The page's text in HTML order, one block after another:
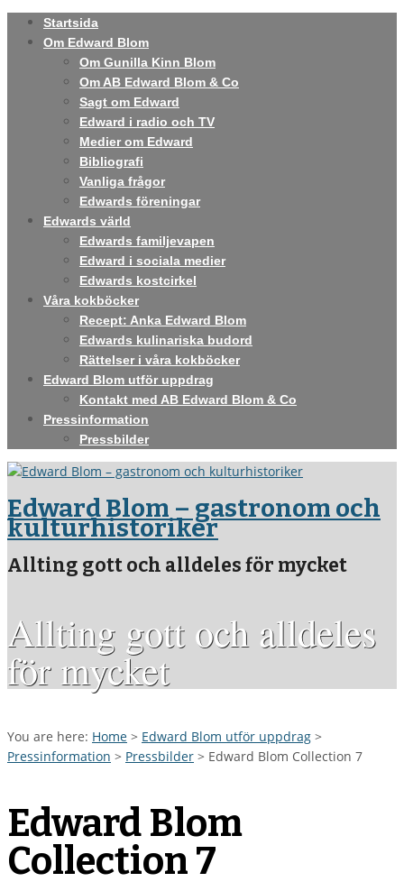
Startsida
Om Edward Blom
Om Gunilla Kinn Blom
Om AB Edward Blom & Co
Sagt om Edward
Edward i radio och TV
Medier om Edward
Bibliografi
Vanliga frågor
Edwards föreningar
Edwards värld
Edwards familjevapen
Edward i sociala medier
Edwards kostcirkel
Våra kokböcker
Recept: Anka Edward Blom
Edwards kulinariska budord
Rättelser i våra kokböcker
Edward Blom utför uppdrag
Kontakt med AB Edward Blom & Co
Pressinformation
Pressbilder
Edward Blom – gastronom och
kulturhistoriker
Allting gott och alldeles för mycket
Allting gott och alldeles
för mycket
You are here: Home > Edward Blom utför uppdrag >
Pressinformation > Pressbilder > Edward Blom Collection 7
Edward Blom
Collection 7